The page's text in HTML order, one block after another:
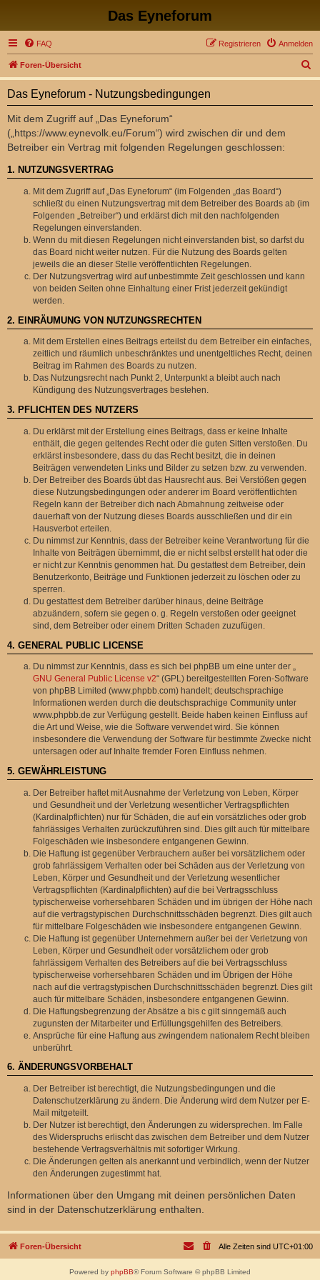
Das Eyneforum
FAQ Anmelden
Registrieren
Foren-Übersicht
u
Das Eyneforum - Nutzungsbedingungen
Mit dem Zugriff auf „Das Eyneforum“
(„https://www.eynevolk.eu/Forum“) wird zwischen dir und dem
Betreiber ein Vertrag mit folgenden Regelungen geschlossen:
1. NUTZUNGSVERTRAG
Mit dem Zugriff auf „Das Eyneforum“ (im Folgenden „das Board“)
schließt du einen Nutzungsvertrag mit dem Betreiber des Boards ab (im
Folgenden „Betreiber“) und erklärst dich mit den nachfolgenden
Regelungen einverstanden.
Wenn du mit diesen Regelungen nicht einverstanden bist, so darfst du
das Board nicht weiter nutzen. Für die Nutzung des Boards gelten
jeweils die an dieser Stelle veröffentlichten Regelungen.
Der Nutzungsvertrag wird auf unbestimmte Zeit geschlossen und kann
von beiden Seiten ohne Einhaltung einer Frist jederzeit gekündigt
werden.
2. EINRÄUMUNG VON NUTZUNGSRECHTEN
Mit dem Erstellen eines Beitrags erteilst du dem Betreiber ein einfaches,
zeitlich und räumlich unbeschränktes und unentgeltliches Recht, deinen
Beitrag im Rahmen des Boards zu nutzen.
Das Nutzungsrecht nach Punkt 2, Unterpunkt a bleibt auch nach
Kündigung des Nutzungsvertrages bestehen.
3. PFLICHTEN DES NUTZERS
Du erklärst mit der Erstellung eines Beitrags, dass er keine Inhalte
enthält, die gegen geltendes Recht oder die guten Sitten verstoßen. Du
erklärst insbesondere, dass du das Recht besitzt, die in deinen
Beiträgen verwendeten Links und Bilder zu setzen bzw. zu verwenden.
Der Betreiber des Boards übt das Hausrecht aus. Bei Verstößen gegen
diese Nutzungsbedingungen oder anderer im Board veröffentlichten
Regeln kann der Betreiber dich nach Abmahnung zeitweise oder
dauerhaft von der Nutzung dieses Boards ausschließen und dir ein
Hausverbot erteilen.
Du nimmst zur Kenntnis, dass der Betreiber keine Verantwortung für die
Inhalte von Beiträgen übernimmt, die er nicht selbst erstellt hat oder die
er nicht zur Kenntnis genommen hat. Du gestattest dem Betreiber, dein
Benutzerkonto, Beiträge und Funktionen jederzeit zu löschen oder zu
sperren.
Du gestattest dem Betreiber darüber hinaus, deine Beiträge
abzuändern, sofern sie gegen o. g. Regeln verstoßen oder geeignet
sind, dem Betreiber oder einem Dritten Schaden zuzufügen.
4. GENERAL PUBLIC LICENSE
Du nimmst zur Kenntnis, dass es sich bei phpBB um eine unter der „
GNU General Public License v2“ (GPL) bereitgestellten Foren-Software
von phpBB Limited (www.phpbb.com) handelt; deutschsprachige
Informationen werden durch die deutschsprachige Community unter
www.phpbb.de zur Verfügung gestellt. Beide haben keinen Einfluss auf
die Art und Weise, wie die Software verwendet wird. Sie können
insbesondere die Verwendung der Software für bestimmte Zwecke nicht
untersagen oder auf Inhalte fremder Foren Einfluss nehmen.
5. GEWÄHRLEISTUNG
Der Betreiber haftet mit Ausnahme der Verletzung von Leben, Körper
und Gesundheit und der Verletzung wesentlicher Vertragspflichten
(Kardinalpflichten) nur für Schäden, die auf ein vorsätzliches oder grob
fahrlässiges Verhalten zurückzuführen sind. Dies gilt auch für mittelbare
Folgeschäden wie insbesondere entgangenen Gewinn.
Die Haftung ist gegenüber Verbrauchern außer bei vorsätzlichem oder
grob fahrlässigem Verhalten oder bei Schäden aus der Verletzung von
Leben, Körper und Gesundheit und der Verletzung wesentlicher
Vertragspflichten (Kardinalpflichten) auf die bei Vertragsschluss
typischerweise vorhersehbaren Schäden und im übrigen der Höhe nach
auf die vertragstypischen Durchschnittsschäden begrenzt. Dies gilt auch
für mittelbare Folgeschäden wie insbesondere entgangenen Gewinn.
Die Haftung ist gegenüber Unternehmern außer bei der Verletzung von
Leben, Körper und Gesundheit oder vorsätzlichem oder grob
fahrlässigem Verhalten des Betreibers auf die bei Vertragsschluss
typischerweise vorhersehbaren Schäden und im Übrigen der Höhe
nach auf die vertragstypischen Durchschnittsschäden begrenzt. Dies gilt
auch für mittelbare Schäden, insbesondere entgangenen Gewinn.
Die Haftungsbegrenzung der Absätze a bis c gilt sinngemäß auch
zugunsten der Mitarbeiter und Erfüllungsgehilfen des Betreibers.
Ansprüche für eine Haftung aus zwingendem nationalem Recht bleiben
unberührt.
6. ÄNDERUNGSVORBEHALT
Der Betreiber ist berechtigt, die Nutzungsbedingungen und die
Datenschutzerklärung zu ändern. Die Änderung wird dem Nutzer per E-
Mail mitgeteilt.
Der Nutzer ist berechtigt, den Änderungen zu widersprechen. Im Falle
des Widerspruchs erlischt das zwischen dem Betreiber und dem Nutzer
bestehende Vertragsverhältnis mit sofortiger Wirkung.
Die Änderungen gelten als anerkannt und verbindlich, wenn der Nutzer
den Änderungen zugestimmt hat.
Informationen über den Umgang mit deinen persönlichen Daten
sind in der Datenschutzerklärung enthalten.
Foren-Übersicht Alle Zeiten sind UTC+01:00
Powered by phpBB® Forum Software © phpBB Limited